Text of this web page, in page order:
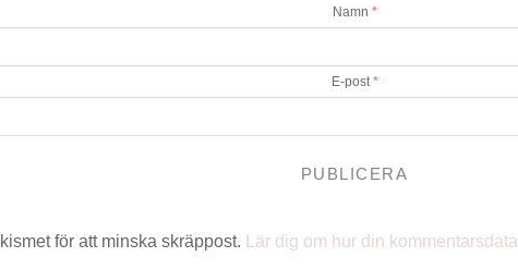
Namn *
E-post*
för att minska skräppost. Lär dig om hur din